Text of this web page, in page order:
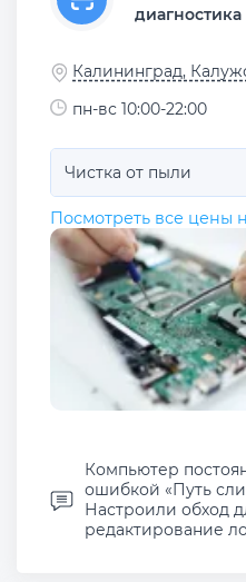
диагностика
Калининград,
пн-вс 10:00-22:00
Чистка от пыли
Посмотреть все цены
Компьютер
ошибкой «Путь
Настроили обход
редактирование